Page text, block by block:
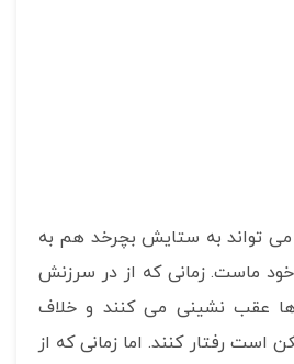
تواند به ستایش بچرخد هم به
ماست. زمانی که از در سرزنش
عقب نشینی می کنند و خلاف
است رفتار کنند. اما زمانی که از